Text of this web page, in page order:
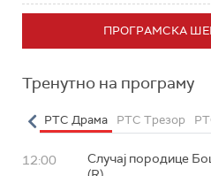
ПРОГРАМСКА
Тренутно на програму
РТС Драма РТС Трезор
12:00
Случај породице